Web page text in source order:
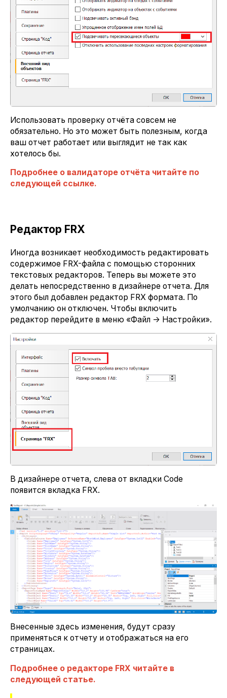
Использовать проверку отчёта совсем не
обязательно. Но это может быть полезным, когда
ваш отчет работает или выглядит не так как
хотелось бы.
Подробнее о валидаторе отчёта читайте по
следующей ссылке.
Редактор FRX
Иногда возникает необходимость редактировать
содержимое FRX-файла с помощью сторонних
текстовых редакторов. Теперь вы можете это
делать непосредственно в дизайнере отчета. Для
этого был добавлен редактор FRX формата. По
умолчанию он отключен. Чтобы включить
редактор перейдите в меню «Файл -> Настройки».
В дизайнере отчета, слева от вкладки Code
появится вкладка FRX.
Внесенные здесь изменения, будут сразу
применяться к отчету и отображаться на его
страницах.
Подробнее о редакторе FRX читайте в
следующей статье.